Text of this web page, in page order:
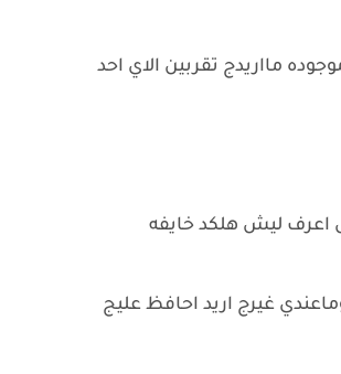
مااريدج تقربين الاي احد
ليش هلكد خايفه
غيرج اريد احافظ عليج